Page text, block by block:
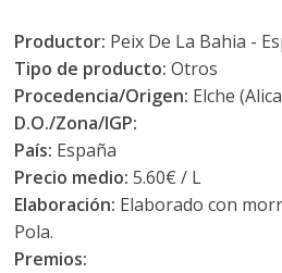
Productor: Peix De La Bahia -
Tipo de producto:Otros
Procedencia/Origen: Elche
D.O./Zona/IGP:
País: España
Precio medio: 5.60€ / L
Elaboración: Elaborado con
Pola.
Premios: